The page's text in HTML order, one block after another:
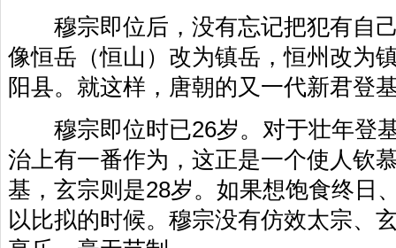
穆宗即位后，没有忘记把犯有自己
像恒岳（恒山）改为镇岳，恒州改为
阳县。就这样，唐朝的又一代新君登
穆宗即位时已26岁。对于壮年登
治上有一番作为，这正是一个使人钦
基，玄宗则是28岁。如果想饱食终日
以比拟的时候。穆宗没有仿效太宗、